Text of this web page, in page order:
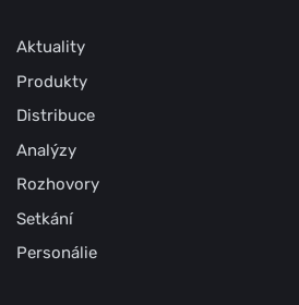
Aktuality
Produkty
Distribuce
Analýzy
Rozhovory
Setkání
Personálie